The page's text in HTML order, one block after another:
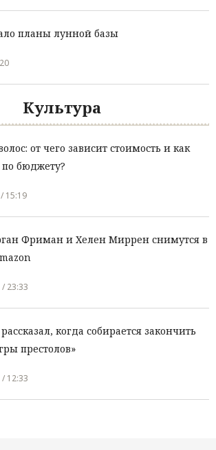
планы лунной базы
Культура
от чего зависит стоимость и как
бюджету?
15:19
Фриман и Хелен Миррен снимутся в
23:33
когда собирается закончить
престолов»
12:33